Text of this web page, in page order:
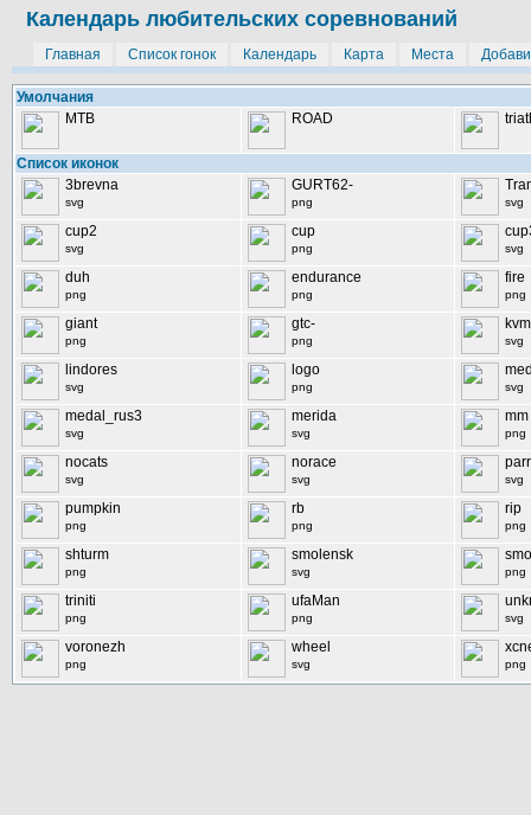
Календарь любительских соревнований
Главная Список гонок Календарь Карта Места
Умолчания
MTB
ROAD
Список иконок
3brevna
svg
GURT62-
png svg
cup2
svg
cup
png svg
duh
png
endurance
png
fire
png
giant
png
gtc-
png svg
lindores
svg
logo
png svg
medal_rus3
svg
merida
svg
mm
png
nocats
svg
norace
svg svg
pumpkin
png
rb
png
rip
png
shturm
png
smolensk
svg png
triniti
png
ufaMan
png svg
voronezh
png
wheel
svg png